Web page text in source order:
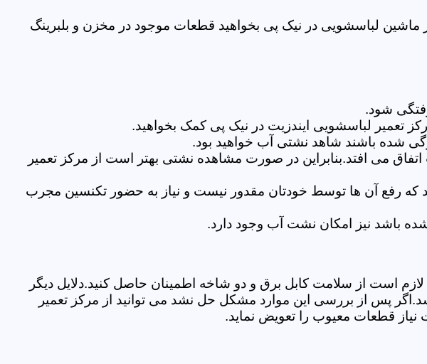
لباسشویی در نیک پی بخواهید قطعات موجود در مخزن و بلبرینگ
شود.
تعمیر لباسشویی ایندزیت در نیک پی کمک بخواهید.
شده باشند شاهد نشتی آب خواهید بود.
می افتد.بنابراین در صورت مشاهده نشتی بهتر است از مرکز تعمیر
که رفع آن ها توسط خودتان مقدور نیست و نیاز به حضور تکنسین مجرب
باشد نیز امکان نشت آب وجود دارد.
است از سلامت کابل برق و دو شاخه اطمینان حاصل کنید.دلایل دیگر
پس از بررسی این موارد مشکل حل نشد می توانید از مرکز تعمیر
نیاز قطعات معیوب را تعویض نماید.